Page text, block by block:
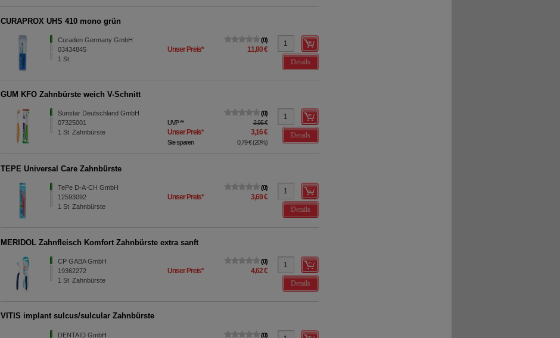
CURAPROX UHS 410 mono grün
Curaden Germany GmbH
03434845
1St
0
Unser Preis*
11,80 €
Details
GUM KFO Zahnbürste weich V-Schnitt
Sunstar Deutschland GmbH
07325001
1St Zahnbürste
0
UVP** 3,95 €
Unser Preis* 3,16 €
Sie sparen 0,79 €(20%)
Details
TEPE Universal Care Zahnbürste
TePe D-A-CH GmbH
12593092
1St Zahnbürste
0
Unser Preis*
3,69 €
Details
MERIDOL Zahnfleisch Komfort Zahnbürste extra sanft
CP GABA GmbH
19362272
1St Zahnbürste
0
Unser Preis*
4,62 €
Details
VITIS implant sulcus/sulcular Zahnbürste
DENTAID GmbH 0